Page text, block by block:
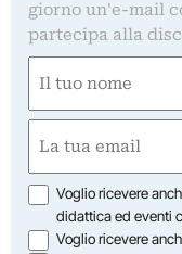
giorno un'e-mail
partecipa alla
(Required)
First
(Required)
Opzioni
Voglio ricevere
didattica ed eventi
Voglio ricevere